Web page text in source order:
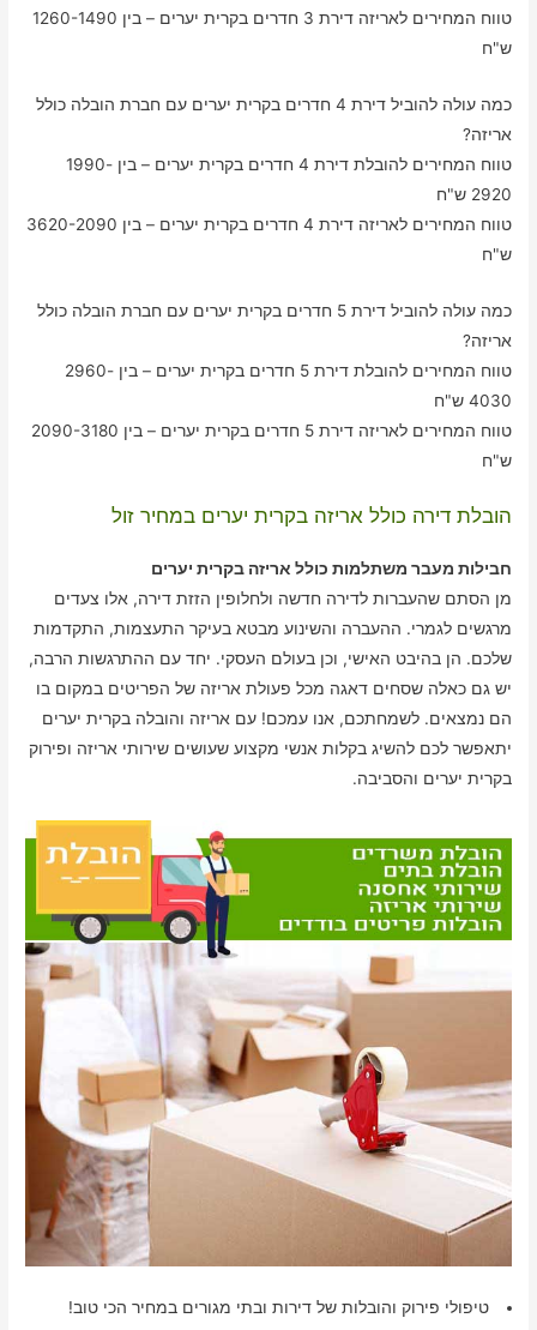
טווח המחירים לאריזה דירת 3 חדרים בקרית יערים – בין 1260-1490
ש"ח
כמה עולה להוביל דירת 4 חדרים בקרית יערים עם חברת הובלה כולל
אריזה?
טווח המחירים להובלת דירת 4 חדרים בקרית יערים – בין 1990-
2920 ש"ח
טווח המחירים לאריזה דירת 4 חדרים בקרית יערים – בין 3620-2090
ש"ח
כמה עולה להוביל דירת 5 חדרים בקרית יערים עם חברת הובלה כולל
אריזה?
טווח המחירים להובלת דירת 5 חדרים בקרית יערים – בין 2960-
4030 ש"ח
טווח המחירים לאריזה דירת 5 חדרים בקרית יערים – בין 2090-3180
ש"ח
הובלת דירה כולל אריזה בקרית יערים במחיר זול
חבילות מעבר משתלמות כולל אריזה בקרית יערים
מן הסתם שהעברות לדירה חדשה ולחלופין הזזת דירה, אלו צעדים
מרגשים לגמרי. ההעברה והשינוע מבטא בעיקר התעצמות, התקדמות
שלכם. הן בהיבט האישי, וכן בעולם העסקי. יחד עם ההתרגשות הרבה,
יש גם כאלה שסחים דאגה מכל פעולת אריזה של הפריטים במקום בו
הם נמצאים. לשמחתכם, אנו עמכם! עם אריזה והובלה בקרית יערים
יתאפשר לכם להשיג בקלות אנשי מקצוע שעושים שירותי אריזה ופירוק
בקרית יערים והסביבה.
טיפולי פירוק והובלות של דירות ובתי מגורים במחיר הכי טוב!